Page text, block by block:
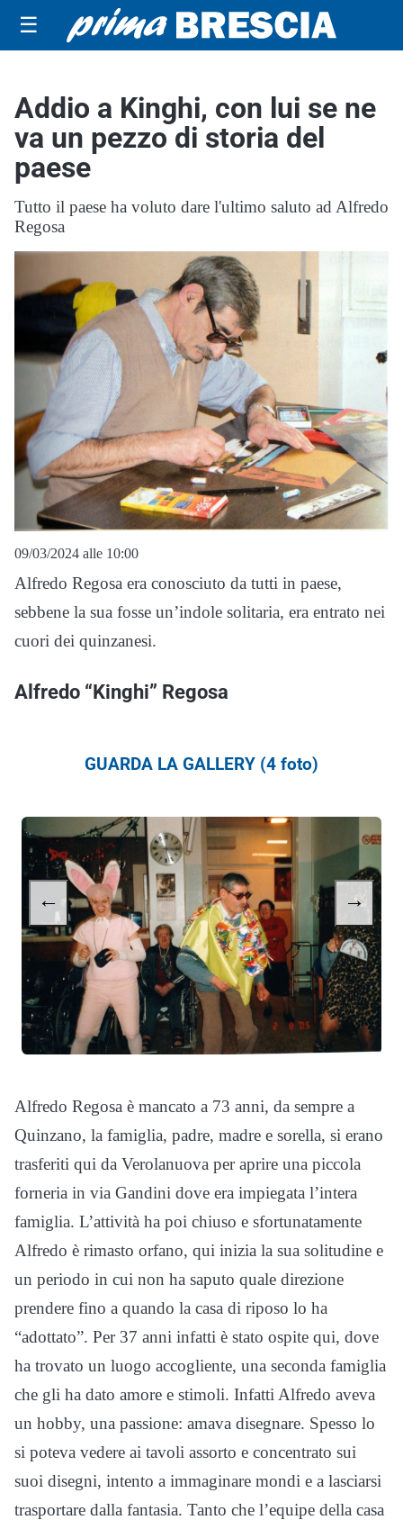
☰
Addio a Kinghi, con lui se ne
va un pezzo di storia del
paese
Tutto il paese ha voluto dare l'ultimo saluto ad Alfredo
Regosa
09/03/2024 alle 10:00
Alfredo Regosa era conosciuto da tutti in paese,
sebbene la sua fosse un’indole solitaria, era entrato nei
cuori dei quinzanesi.
Alfredo “Kinghi” Regosa
GUARDA LA GALLERY (4 foto)
← →
Alfredo Regosa è mancato a 73 anni, da sempre a
Quinzano, la famiglia, padre, madre e sorella, si erano
trasferiti qui da Verolanuova per aprire una piccola
forneria in via Gandini dove era impiegata l’intera
famiglia. L’attività ha poi chiuso e sfortunatamente
Alfredo è rimasto orfano, qui inizia la sua solitudine e
un periodo in cui non ha saputo quale direzione
prendere fino a quando la casa di riposo lo ha
“adottato”. Per 37 anni infatti è stato ospite qui, dove
ha trovato un luogo accogliente, una seconda famiglia
che gli ha dato amore e stimoli. Infatti Alfredo aveva
un hobby, una passione: amava disegnare. Spesso lo
si poteva vedere ai tavoli assorto e concentrato sui
suoi disegni, intento a immaginare mondi e a lasciarsi
trasportare dalla fantasia. Tanto che l’equipe della casa